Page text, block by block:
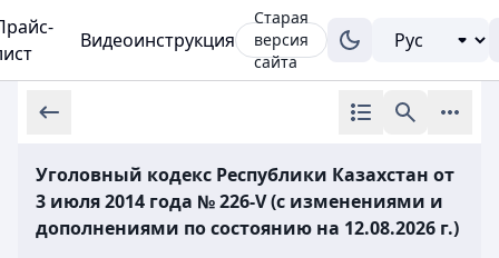
Видеоинструкция
Старая
версия
сайта
Уголовный кодекс Республики Казахстан от
3 июля 2014 года № 226-V (с изменениями и
дополнениями по состоянию на 12.08.2026 г.)